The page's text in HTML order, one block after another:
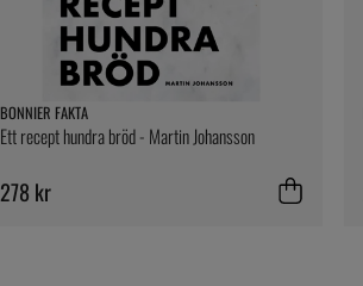
BONNIER FAKTA
Ett recept hundra bröd - Martin Johansson
278 kr